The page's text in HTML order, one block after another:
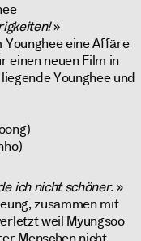
»
Younghee eine Affäre
einen neuen Film in
Younghee und
ich nicht schöner.»
zusammen mit
weil Myungsoo